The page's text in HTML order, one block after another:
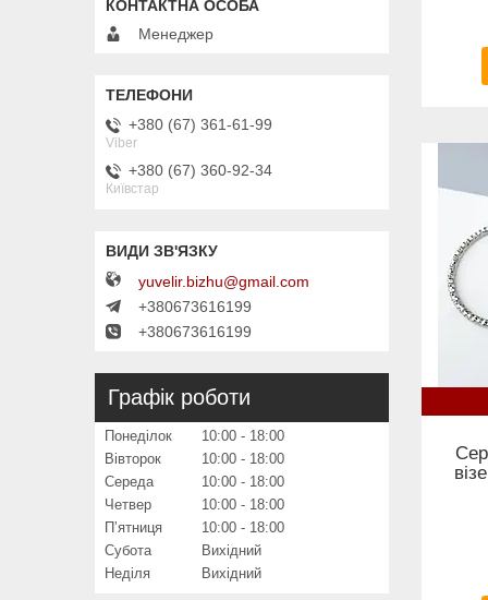
Менеджер
+380 (67) 361-61-99
Viber
+380 (67) 360-92-34
Київстар
yuvelir.bizhu@gmail.com
+380673616199
+380673616199
Графік роботи
Понеділок 10:00
18:00
Вівторок
10:00
18:00
Середа
10:00
18:00
Четвер
10:00
18:00
Пʼятниця
10:00
18:00
Субота
Вихідний
Неділя
Вихідний